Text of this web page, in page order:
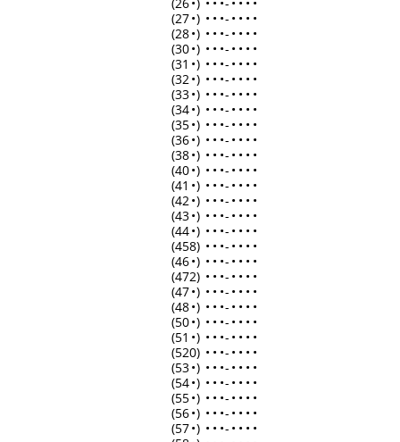
(27•) • • •- • • • •
(28•) • • •- • • • •
(30•) • • •- • • • •
(31 •) • • •- • • • •
(32•) • • •- • • • •
(33•) • • •- • • • •
(34•) • • •- • • • •
(35•) • • •- • • • •
(36•) • • •- • • • •
(38•) • • •- • • • •
(40•) • • •- • • • •
(41 •) • • •- • • • •
(42•) • • •- • • • •
(43•) • • •- • • • •
(44•) • • •- • • • •
(458) • • •- • • • •
(46•) • • •- • • • •
(472) • • •- • • • •
(47•) • • •- • • • •
(48•) • • •- • • • •
(50•) • • •- • • • •
(51 •) • • •- • • • •
(520) • • •- • • • •
(53•) • • •- • • • •
(54•) • • •- • • • •
(55•) • • •- • • • •
(56•) • • •- • • • •
(57•) • • •- • • • •